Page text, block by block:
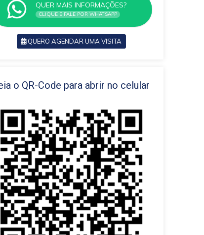
QUER MAIS INFORMAÇÕES?
CLIQUE E FALE POR WHATSAPP
QUERO AGENDAR UMA VISITA
VOLTAR
o QR-Code para abrir no celular